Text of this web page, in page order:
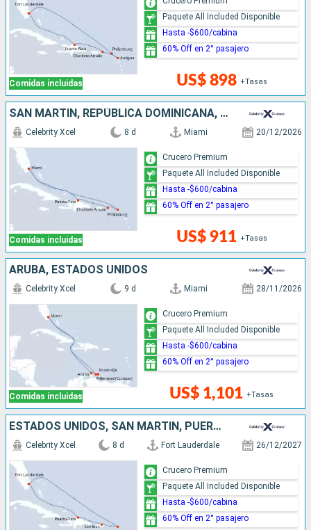
Comidas incluidas US$ 898 +Tasas
Paquete All Included Disponible
Hasta -$600/cabina
60% Off en 2° pasajero
SAN MARTÍN, REPÚBLICA DOMINICANA, ESTADOS UNIDOS
Comidas incluidas
Celebrity Xcel 8 d Miami 20/12/2026
US$ 911 +Tasas
Crucero Premium
Paquete All Included Disponible
Hasta -$600/cabina
60% Off en 2° pasajero
ARUBA, ESTADOS UNIDOS
Comidas incluidas
Celebrity Xcel 9 d Miami 28/11/2026
US$ 1,101 +Tasas
Crucero Premium
Paquete All Included Disponible
Hasta -$600/cabina
60% Off en 2° pasajero
ESTADOS UNIDOS, SAN MARTÍN, PUERTO RICO, REPÚBLICA DOMINICANA
Celebrity Xcel 8 d Fort Lauderdale 26/12/2027
Crucero Premium
Paquete All Included Disponible
Hasta -$600/cabina
60% Off en 2° pasajero